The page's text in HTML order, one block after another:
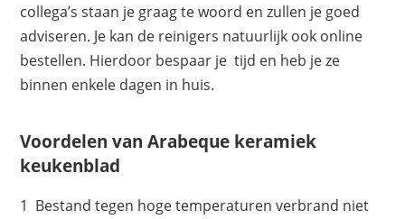
collega’s staan je graag te woord en zullen je goed
adviseren. Je kan de reinigers natuurlijk ook online
bestellen. Hierdoor bespaar je tijd en heb je ze
binnen enkele dagen in huis.
Voordelen van Arabeque keramiek
keukenblad
1 Bestand tegen hoge temperaturen verbrand niet